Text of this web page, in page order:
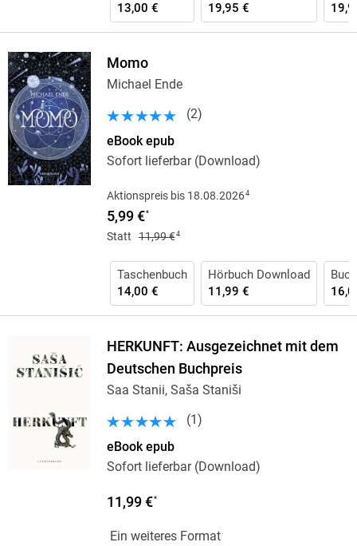
13,00 €
19,95 €
Momo
Michael Ende
(2)
eBook epub
Sofort lieferbar (Download)
Aktionspreis bis 18.08.20264
5,99 €*
Statt 11,99 €4
Taschenbuch
14,00 €
Hörbuch Download
11,99 €
HERKUNFT: Ausgezeichnet mit dem
Deutschen Buchpreis
Saa Stanii, Saša Staniši
(1 )
eBook epub
Sofort lieferbar (Download)
11,99 €*
Ein weiteres Format